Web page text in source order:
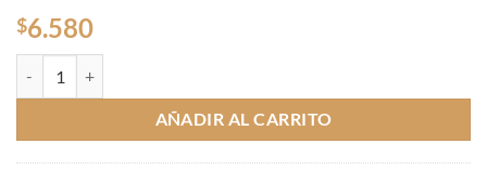
$6.580
AÑADIR AL CARRITO